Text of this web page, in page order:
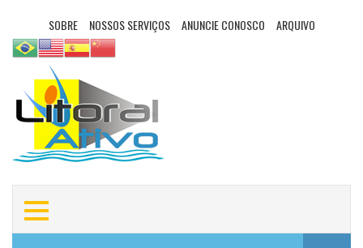
SOBRE NOSSOS SERVIÇOS ANUNCIE CONOSCO ARQUIVO